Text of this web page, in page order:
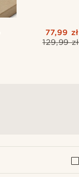
129,99 zł
77,99 zł